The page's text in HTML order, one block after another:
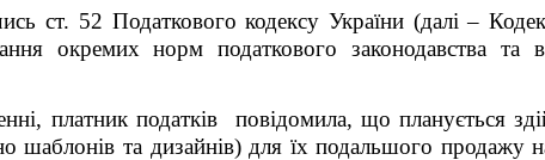
ст. 52 Податкового кодексу України (далі –
окремих норм податкового законодавства та в
платник податків повідомила, що планується
шаблонів та дизайнів) для їх подальшого продажу